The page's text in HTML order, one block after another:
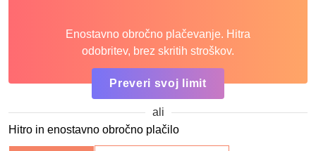
Enostavno obročno plačevanje. Hitra
odobritev, brez skritih stroškov.
Preveri svoj limit
ali
Hitro in enostavno obročno plačilo